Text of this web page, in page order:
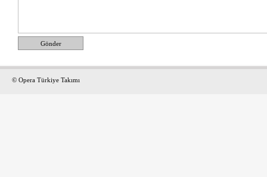
Gönder
© Opera Türkiye Takımı